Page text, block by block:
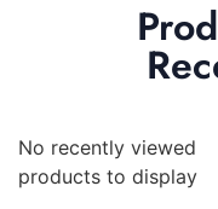
No recently viewed
products to display